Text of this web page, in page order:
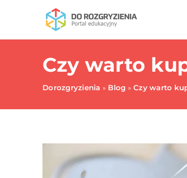
Czy warto
Dorozgryzienia » Blog » Czy warto